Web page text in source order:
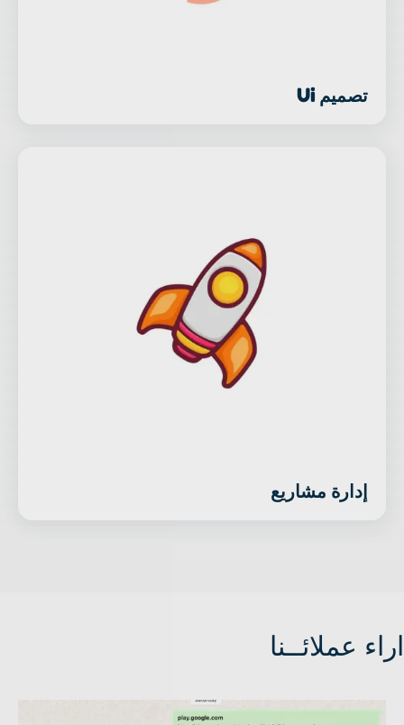
تصميم Ui
إدارة مشاريع
اراء عملائــنا